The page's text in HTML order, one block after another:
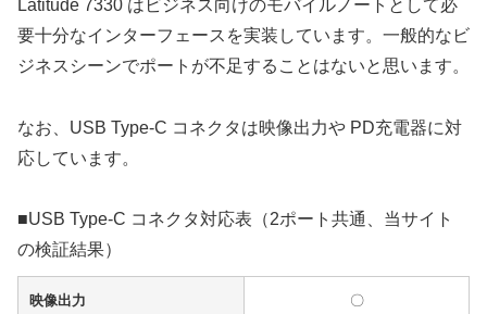
Latitude 7330 はビジネス向けのモバイルノートとして必
要十分なインターフェースを実装しています。一般的なビ
ジネスシーンでポートが不足することはないと思います。
なお、USB Type-C コネクタは映像出力や PD充電器に対
応しています。
■USB Type-C コネクタ対応表（2ポート共通、当サイト
の検証結果）
映像出力 〇